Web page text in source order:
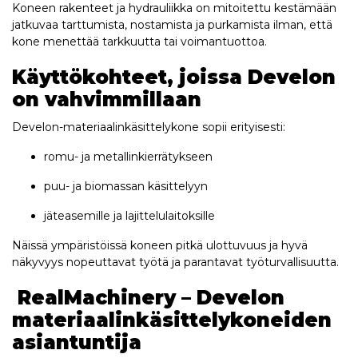
Koneen rakenteet ja hydrauliikka on mitoitettu kestämään
jatkuvaa tarttumista, nostamista ja purkamista ilman, että
kone menettää tarkkuutta tai voimantuottoa.
Käyttökohteet, joissa Develon
on vahvimmillaan
Develon-materiaalinkäsittelykone sopii erityisesti:
romu- ja metallinkierrätykseen
puu- ja biomassan käsittelyyn
jäteasemille ja lajittelulaitoksille
Näissä ympäristöissä koneen pitkä ulottuvuus ja hyvä
näkyvyys nopeuttavat työtä ja parantavat työturvallisuutta.
RealMachinery – Develon
materiaalinkäsittelykoneiden
asiantuntija